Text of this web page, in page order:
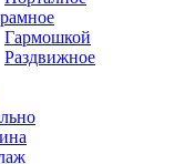
Гармошкой
Раздвижное